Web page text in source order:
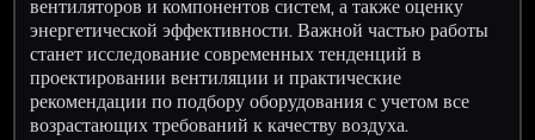
вентиляторов и компонентов систем, а также оценку
энергетической эффективности. Важной частью работы
станет исследование современных тенденций в
проектировании вентиляции и практические
рекомендации по подбору оборудования с учетом все
возрастающих требований к качеству воздуха.